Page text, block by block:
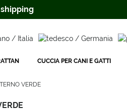
CUCCIA PER CANI E GATTI
VERDE